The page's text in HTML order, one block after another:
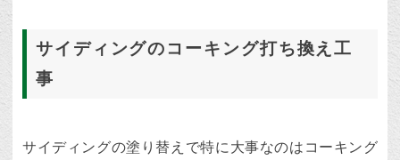
サイディングのコーキング打ち換え工
事
サイディングの塗り替えで特に大事なのはコーキング